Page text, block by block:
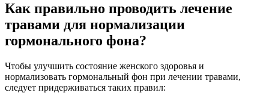
Как правильно проводить лечение
травами для нормализации
гормонального фона?
Чтобы улучшить состояние женского здоровья и
нормализовать гормональный фон при лечении травами,
следует придерживаться таких правил: